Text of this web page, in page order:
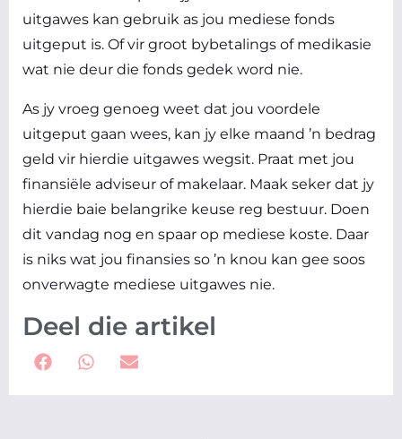
uitgawes kan gebruik as jou mediese fonds
uitgeput is. Of vir groot bybetalings of medikasie
wat nie deur die fonds gedek word nie.
As jy vroeg genoeg weet dat jou voordele
uitgeput gaan wees, kan jy elke maand ’n bedrag
geld vir hierdie uitgawes wegsit. Praat met jou
finansiële adviseur of makelaar. Maak seker dat jy
hierdie baie belangrike keuse reg bestuur. Doen
dit vandag nog en spaar op mediese koste. Daar
is niks wat jou finansies so ’n knou kan gee soos
onverwagte mediese uitgawes nie.
Deel die artikel